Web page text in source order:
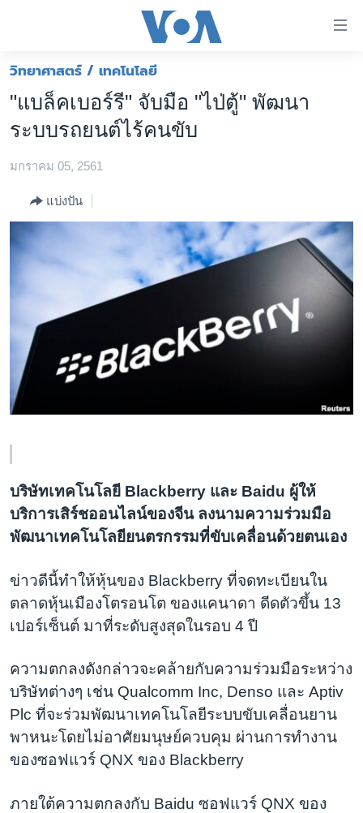
ต่อ
ข้าม
เนื้อหา
ข้าม
ข้าม
ค้นหา
หน้าหลัก
โลก
เอเชีย
สหรัฐฯ
ไทย
ธุรกิจ
วิทยาศาสตร์
ไลฟ์สไตล์
ตรวจสอบข่าว
เรียนรู้ภาษาอังกฤษ
พอดคาสต์
เลือกภาษา
วิทยาศาสตร์ / เทคโนโลยี
"แบล็คเบอร์รี" จับมือ "ไป่ตู้" พัฒนา
ระบบรถยนต์ไร้คนขับ
มกราคม 05, 2561
แบ่งปัน
บริษัทเทคโนโลยี Blackberry และ Baidu ผู้ให้
บริการเสิร์ชออนไลน์ของจีน ลงนามความร่วมมือ
พัฒนาเทคโนโลยียนตรกรรมที่ขับเคลื่อนด้วยตนเอง
ข่าวดีนี้ทำให้หุ้นของ Blackberry ที่จดทะเบียนใน
ตลาดหุ้นเมืองโตรอนโต ของแคนาดา ดีดตัวขึ้น 13
เปอร์เซ็นต์ มาที่ระดับสูงสุดในรอบ 4 ปี
ความตกลงดังกล่าวจะคล้ายกับความร่วมมือระหว่าง
บริษัทต่างๆ เช่น Qualcomm Inc, Denso และ Aptiv
Plc ที่จะร่วมพัฒนาเทคโนโลยีระบบขับเคลื่อนยาน
พาหนะโดยไม่อาศัยมนุษย์ควบคุม ผ่านการทำงาน
ของซอฟแวร์ QNX ของ Blackberry
ภายใต้ความตกลงกับ Baidu ซอฟแวร์ QNX ของ